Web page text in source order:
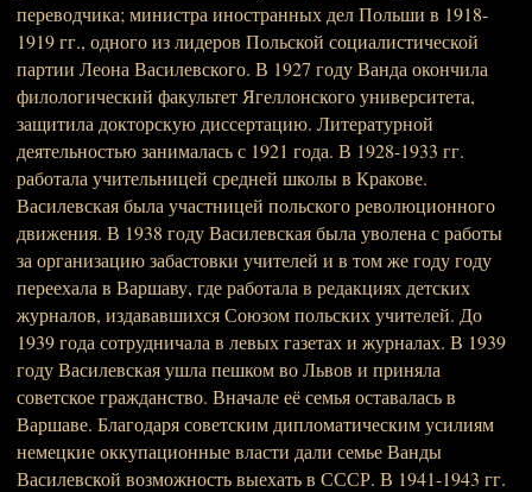
переводчика; министра иностранных дел Польши в 1918-
1919 гг., одного из лидеров Польской социалистической
партии Леона Василевского. В 1927 году Ванда окончила
филологический факультет Ягеллонского университета,
защитила докторскую диссертацию. Литературной
деятельностью занималась с 1921 года. В 1928-1933 гг.
работала учительницей средней школы в Кракове.
Василевская была участницей польского революционного
движения. В 1938 году Василевская была уволена с работы
за организацию забастовки учителей и в том же году году
переехала в Варшаву, где работала в редакциях детских
журналов, издававшихся Союзом польских учителей. До
1939 года сотрудничала в левых газетах и журналах. В 1939
году Василевская ушла пешком во Львов и приняла
советское гражданство. Вначале её семья оставалась в
Варшаве. Благодаря советским дипломатическим усилиям
немецкие оккупационные власти дали семье Ванды
Василевской возможность выехать в СССР. В 1941-1943 гг.